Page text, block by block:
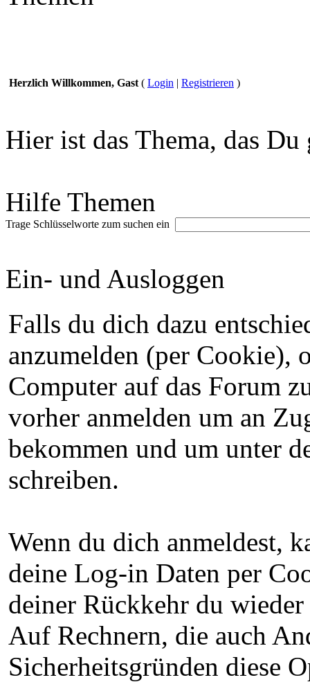
Herzlich Willkommen, Gast ( Login | Registrieren )
Hier ist das Thema, das Du
Hilfe Themen
Trage Schlüsselworte zum suchen ein
Ein- und Ausloggen
Falls du dich dazu
anzumelden (per Cookie),
Computer auf das Forum
vorher anmelden um an
bekommen und um unter
schreiben.
Wenn du dich anmeldest,
deine Log-in Daten per
deiner Rückkehr du
Auf Rechnern, die auch
Sicherheitsgründen diese